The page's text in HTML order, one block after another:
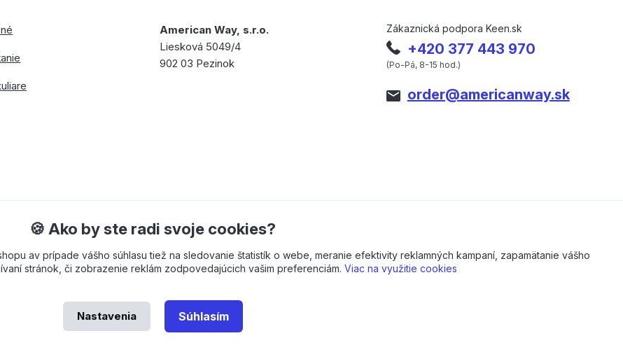
American Way, s.r.o.
Liesková 5049/4
902 03 Pezinok
Zákaznická podpora Keen.sk
+420 377 443 970
(Po-Pá, 8-15 hod.)
order@americanway.sk
🍪 Ako by ste radi svoje cookies?
av prípade vášho súhlasu tiež na sledovanie štatistík o webe, meranie efektivity reklamných kampaní, zapamätanie vášho
stránok, či zobrazenie reklám zodpovedajúcich vašim preferenciám. Viac na využitie cookies
Nastavenia Súhlasím